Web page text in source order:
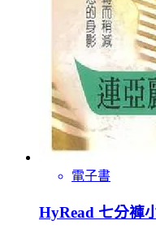
電子書
HyRead 七分褲